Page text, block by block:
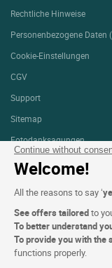
Continue without
Welcome!
All the reasons to say ‘
See offers tailoredto
To better understand
To provide you with the
functions properly.
Rechtliche Hinweise
Personenbezogene Daten
Cookie-Einstellungen
CGV
Support
Sitemap
Fotodanksagungen